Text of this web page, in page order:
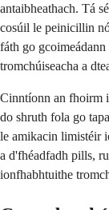
antaibheathach. Tá
cosúil le peinicillin
fáth go
tromchúiseacha a
Cinntíonn an fhoirm
do shruth fola go
le amikacin limistéir
a d'fhéadfadh pills,
ionfhabhtuithe